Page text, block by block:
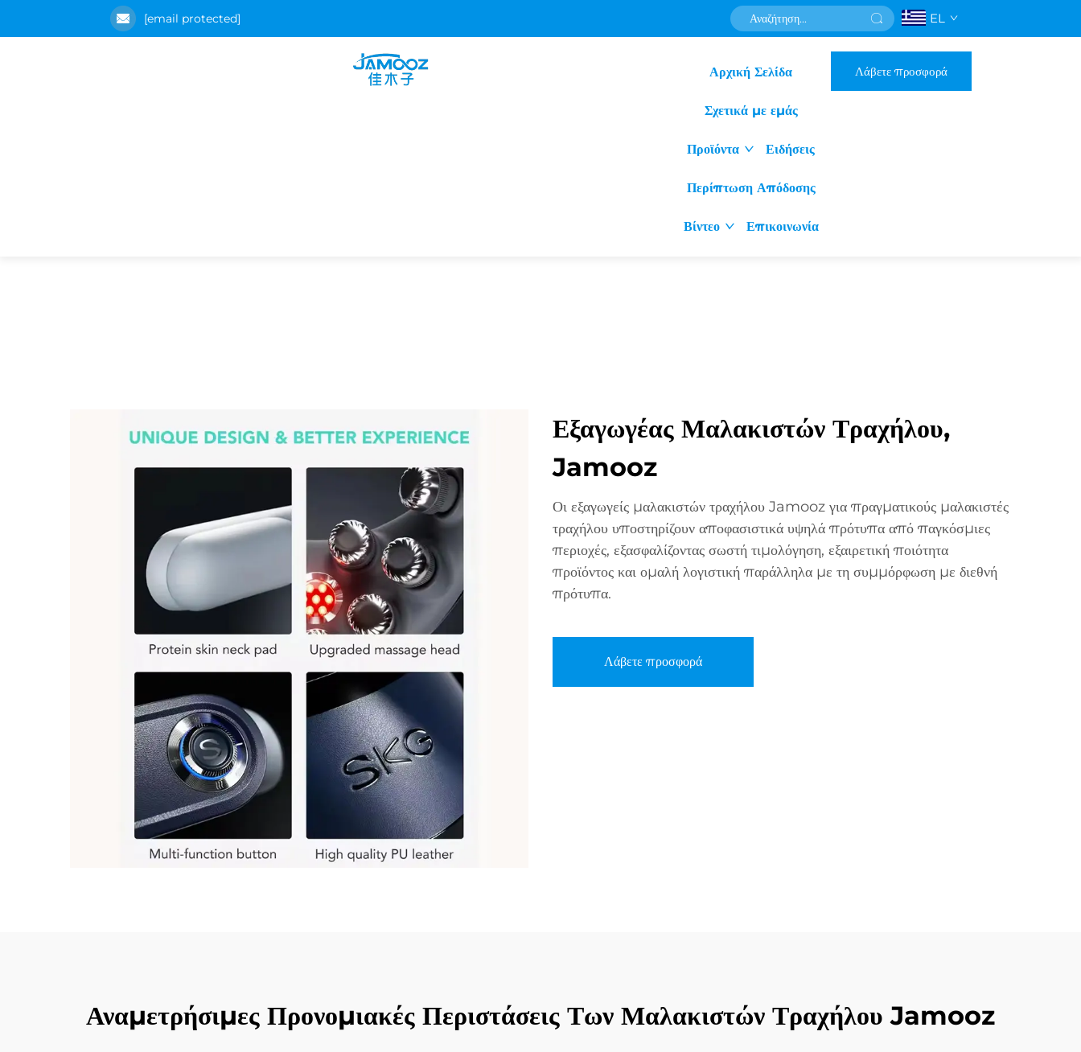
[email protected] EL
Αρχική Σελίδα
Σχετικά με εμάς
Προϊόντα Ειδήσεις
Περίπτωση Απόδοσης
Βίντεο Επικοινωνία
Λάβετε προσφορά
Εξαγωγέας Μαλακιστών Τραχήλου,
Jamooz
Οι εξαγωγείς μαλακιστών τραχήλου Jamooz για πραγματικούς μαλακιστές
τραχήλου υποστηρίζουν αποφασιστικά υψηλά πρότυπα από παγκόσμιες
περιοχές, εξασφαλίζοντας σωστή τιμολόγηση, εξαιρετική ποιότητα
προϊόντος και ομαλή λογιστική παράλληλα με τη συμμόρφωση με διεθνή
πρότυπα.
Λάβετε προσφορά
Αναμετρήσιμες Προνομιακές Περιστάσεις Των Μαλακιστών Τραχήλου Jamooz